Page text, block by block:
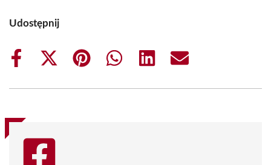
Udostępnij
Share
Share
(Twitter)
Share
Share
Share
Share